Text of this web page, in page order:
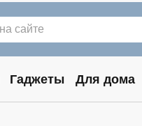
Гаджеты Для дома